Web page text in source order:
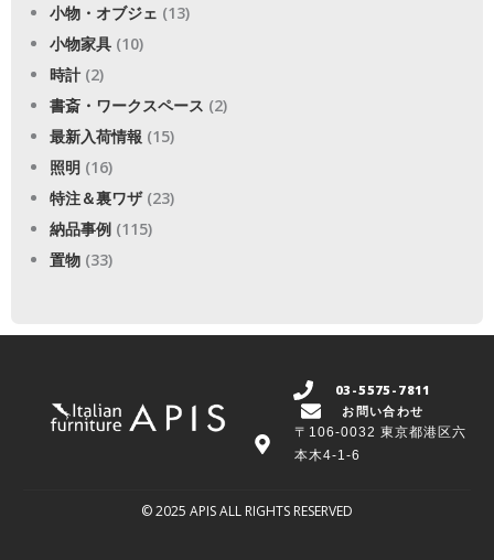
小物・オブジェ (13)
小物家具 (10)
時計 (2)
書斎・ワークスペース (2)
最新入荷情報 (15)
照明 (16)
特注＆裏ワザ(23)
納品事例 (115)
置物 (33)
03-5575-7811
お問い合わせ
〒106-0032 東京都港区六
本木4-1-6
© 2025 APIS ALL RIGHTS RESERVED